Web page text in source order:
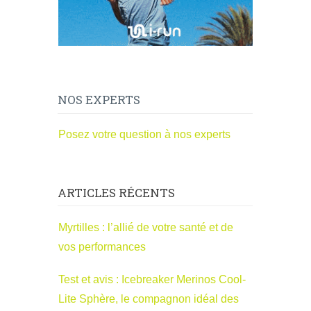
NOS EXPERTS
Posez votre question à nos experts
ARTICLES RÉCENTS
Myrtilles : l’allié de votre santé et de
vos performances
Test et avis : Icebreaker Merinos Cool-
Lite Sphère, le compagnon idéal des